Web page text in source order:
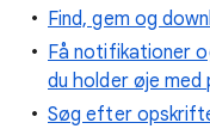
Find, gem og
Få notifikationer
du holder øje med
Søg efter